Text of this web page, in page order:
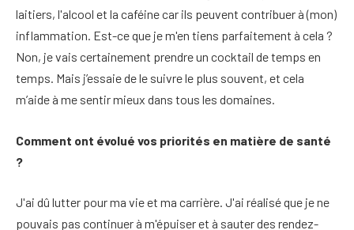
laitiers, l'alcool et la caféine car ils peuvent contribuer à (mon)
inflammation. Est-ce que je m'en tiens parfaitement à cela ?
Non, je vais certainement prendre un cocktail de temps en
temps. Mais j’essaie de le suivre le plus souvent, et cela
m’aide à me sentir mieux dans tous les domaines.
Comment ont évolué vos priorités en matière de santé
?
J'ai dû lutter pour ma vie et ma carrière. J'ai réalisé que je ne
pouvais pas continuer à m'épuiser et à sauter des rendez-